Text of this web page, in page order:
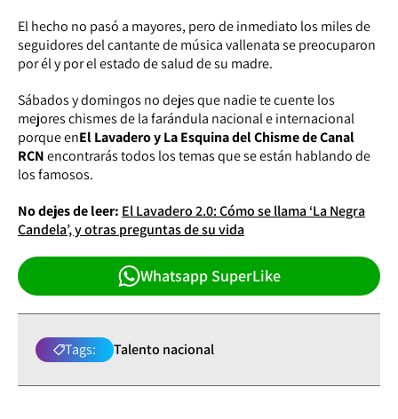
El hecho no pasó a mayores, pero de inmediato los miles de
seguidores del cantante de música vallenata se preocuparon
por él y por el estado de salud de su madre.
Sábados y domingos no dejes que nadie te cuente los
mejores chismes de la farándula nacional e internacional
porque enEl Lavadero y La Esquina del Chisme de Canal
RCNencontrarás todos los temas que se están hablando de
los famosos.
No dejes de leer: El Lavadero 2.0: Cómo se llama ‘La Negra
Candela’, y otras preguntas de su vida
Whatsapp SuperLike
Tags: Talento nacional